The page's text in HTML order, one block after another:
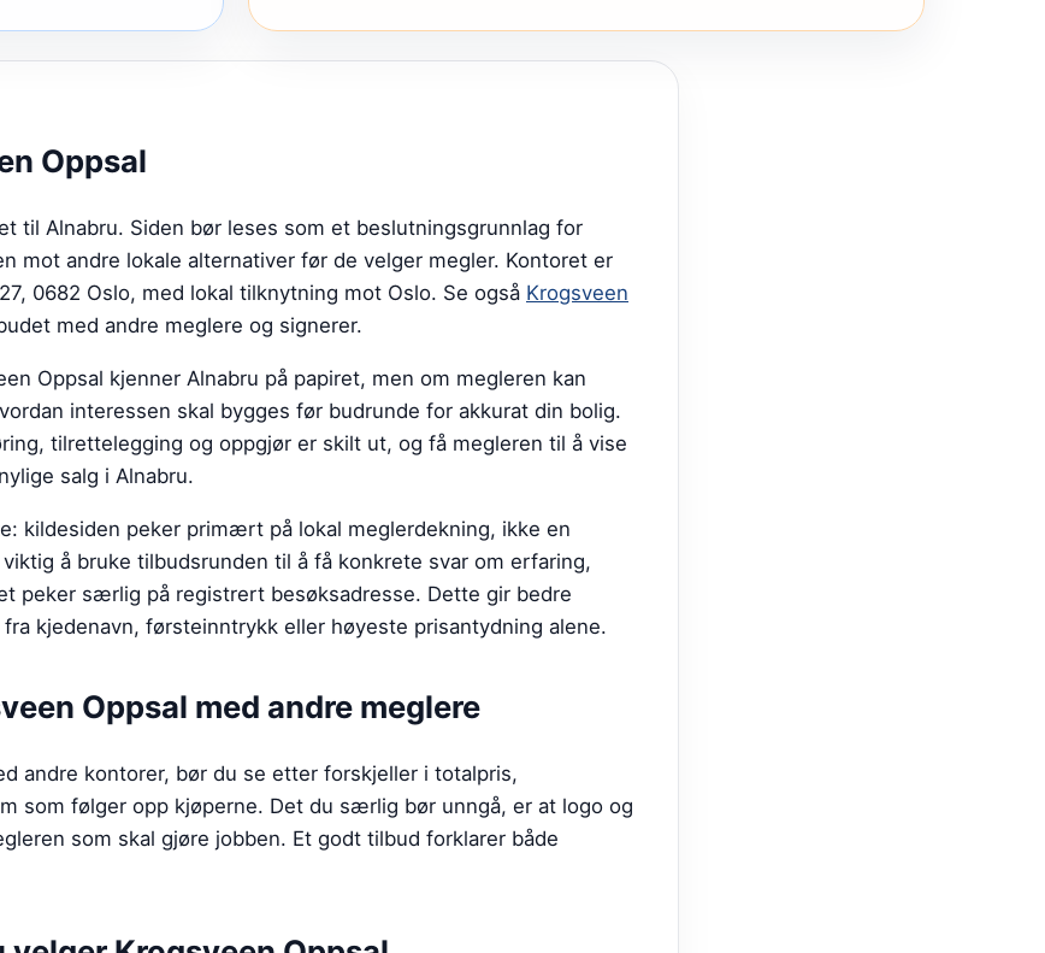
Oppsal
til Alnabru. Siden bør leses som et beslutningsgrunnlag for
mot andre lokale alternativer før de velger megler. Kontoret er
0682 Oslo, med lokal tilknytning mot Oslo. Se også Krogsveen
med andre meglere og signerer.
Oppsal kjenner Alnabru på papiret, men om megleren kan
interessen skal bygges før budrunde for akkurat din bolig.
tilrettelegging og oppgjør er skilt ut, og få megleren til å vise
salg i Alnabru.
kildesiden peker primært på lokal meglerdekning, ikke en
å bruke tilbudsrunden til å få konkrete svar om erfaring,
peker særlig på registrert besøksadresse. Dette gir bedre
kjedenavn, førsteinntrykk eller høyeste prisantydning alene.
Oppsal med andre meglere
andre kontorer, bør du se etter forskjeller i totalpris,
som følger opp kjøperne. Det du særlig bør unngå, er at logo og
som skal gjøre jobben. Et godt tilbud forklarer både